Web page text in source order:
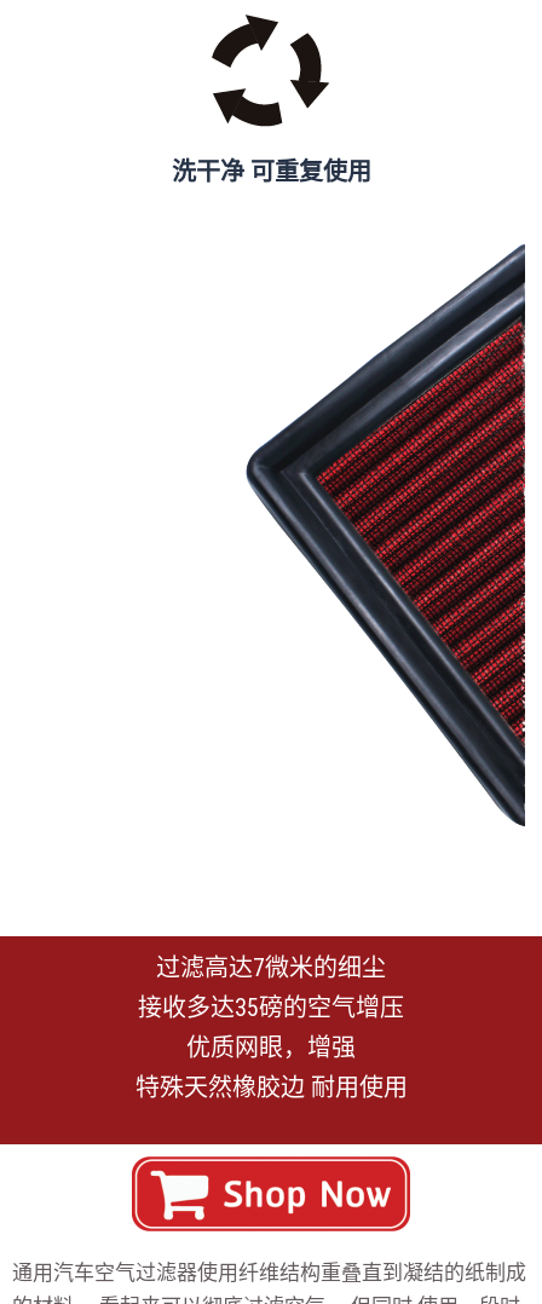
洗干净 可重复使用
过滤高达7微米的细尘
接收多达35磅的空气增压
优质网眼，增强
特殊天然橡胶边 耐用使用
通用汽车空气过滤器使用纤维结构重叠直到凝结的纸制成